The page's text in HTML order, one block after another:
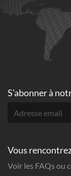
S'abonner à
Vous
Voir les FAQs ou